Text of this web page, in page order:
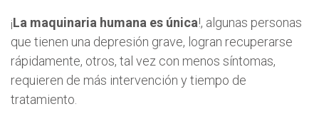
¡La maquinaria humana es única!, algunas personas
que tienen una depresión grave, logran recuperarse
rápidamente, otros, tal vez con menos síntomas,
requieren de más intervención y tiempo de
tratamiento.